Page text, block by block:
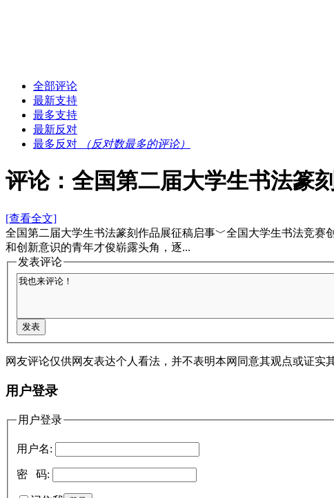
全部评论
最新支持
最多支持
最新反对
最多反对
（反对数最多的评论）
评论：全国第二届大学生书法篆
[查看全文]
全国第二届大学生书法篆刻作品展征稿启事﹀全国大学生书法竞
和创新意识的青年才俊崭露头角，逐...
发表评论
网友评论仅供网友表达个人看法，并不表明本网同意其观点或证实
用户登录
用户登录
用户名:
密 码: